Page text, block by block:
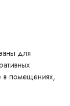
для
помещениях,